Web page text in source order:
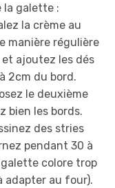
la galette :
la crème au
manière régulière
et ajoutez les dés
2cm du bord.
le deuxième
bien les bords.
des stries
pendant 30 à
galette colore trop
adapter au four).